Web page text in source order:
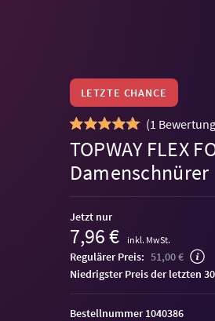
LETZTE CHANCE
(1 Bewertung
TOPWAY FLEX
Damenschnürer
Jetzt nur
7,96 € inkl. MwSt.
Regulärer Preis: 51,00 €
niedrigster Preis der letzten
Bestellnummer 1040386